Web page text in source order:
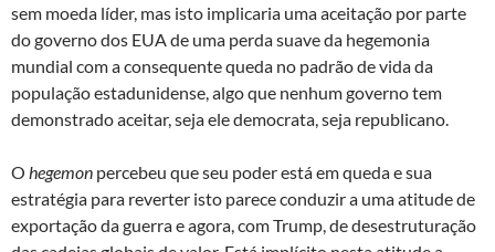
sem moeda líder, mas isto implicaria uma aceitação por parte
do governo dos EUA de uma perda suave da hegemonia
mundial com a consequente queda no padrão de vida da
população estadunidense, algo que nenhum governo tem
demonstrado aceitar, seja ele democrata, seja republicano.
O hegemon percebeu que seu poder está em queda e sua
estratégia para reverter isto parece conduzir a uma atitude de
exportação da guerra e agora, com Trump, de desestruturação